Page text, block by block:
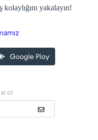
yakalayın!
ol.